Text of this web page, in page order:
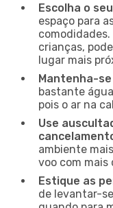
Escolha o
espaço para
crianças,
lugar mais
Mantenha-
bastante
pois o ar na
Use
ambiente
voo com
Estique as
de levantar-